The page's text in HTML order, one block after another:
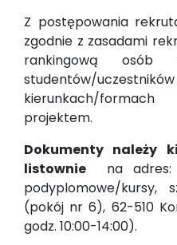
Z postępowania
zgodnie z zasadami
rankingową
studentów/
kierunkach/
projektem.
Dokumenty należy
listownie
na adres:
podyplomowe/kursy,
(pokój nr 6), 62-510
godz. 10:00-14:00).